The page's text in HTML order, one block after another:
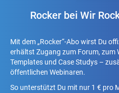
Rocker bei Wir
Mit dem „Rocker“-Abo wirst Du
erhältst Zugang zum Forum, zum
Templates und Case Studys –
öffentlichen Webinaren.
So unterstützt Du mit nur 1 € pro